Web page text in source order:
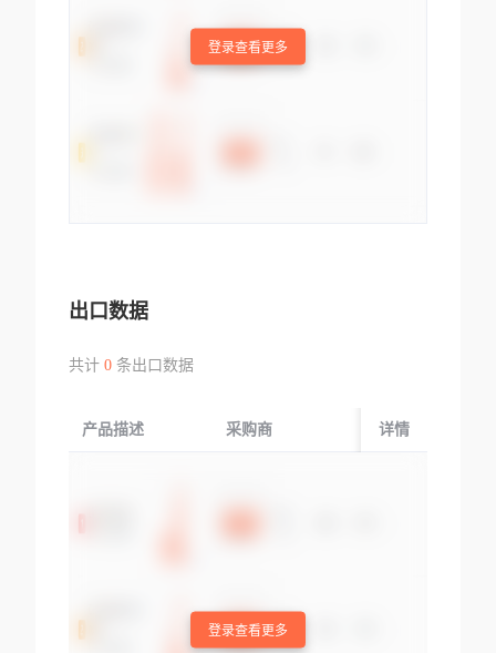
登录查看更多
出口数据
共计 0条出口数据
产品描述 采购商 起运国/地区
详情
登录查看更多